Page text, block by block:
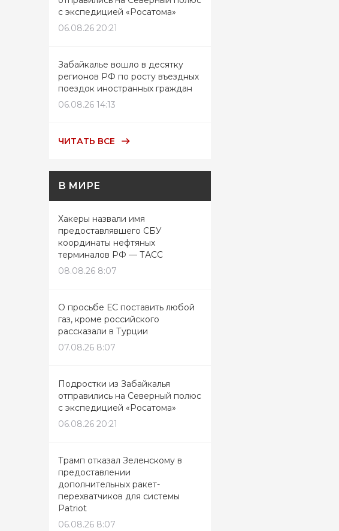
с экспедицией «Росатома»
06.08.26 20:21
Забайкалье вошло в десятку
регионов РФ по росту въездных
поездок иностранных граждан
06.08.26 14:13
ЧИТАТЬ ВСЕ
В МИРЕ
Хакеры назвали имя
предоставлявшего СБУ
координаты нефтяных
терминалов РФ — ТАСС
08.08.26 8:07
О просьбе ЕС поставить любой
газ, кроме российского
рассказали в Турции
07.08.26 8:07
Подростки из Забайкалья
отправились на Северный полюс
с экспедицией «Росатома»
06.08.26 20:21
Трамп отказал Зеленскому в
предоставлении
дополнительных ракет-
перехватчиков для системы
Patriot
06.08.26 8:07